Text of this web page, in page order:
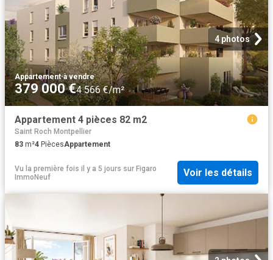
4 photos
Appartement·à vendre
379 000 €4 566 €/m²
Appartement 4 pièces 82 m2
Saint Roch Montpellier
83 m²4 PiècesAppartement
Vu la première fois il y a 5 jours sur Figaro
ImmoNeuf
Voir les détails